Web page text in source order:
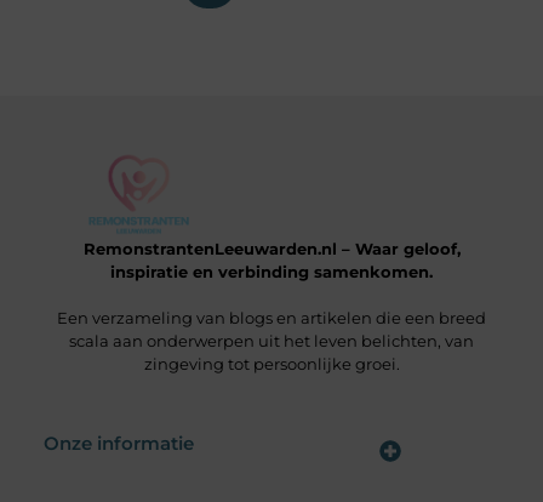
RemonstrantenLeeuwarden.nl – Waar geloof,
inspiratie en verbinding samenkomen.
Een verzameling van blogs en artikelen die een breed
scala aan onderwerpen uit het leven belichten, van
zingeving tot persoonlijke groei.
Onze informatie